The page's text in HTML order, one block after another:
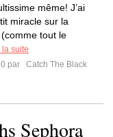
même! J’ai
miracle sur la
tout le
la suite
par
Catch The Black
Sephora